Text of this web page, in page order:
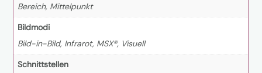
Bereich, Mittelpunkt
Bildmodi
Bild-in-Bild, Infrarot, MSX®, Visuell
Schnittstellen